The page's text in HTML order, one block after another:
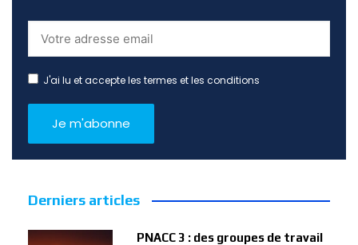
J'ai lu et accepte les termes et les conditions
Derniers articles
PNACC 3 : des groupes de travail